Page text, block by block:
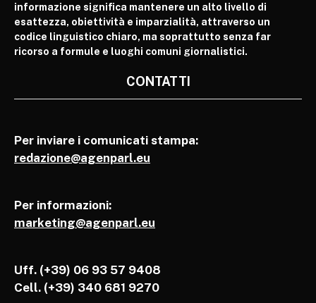
informazione significa mantenere un alto livello di
esattezza, obiettività e imparzialità, attraverso un
codice linguistico chiaro, ma soprattutto senza far
ricorso a formule e luoghi comuni giornalistici.
CONTATTI
Per inviare i comunicati stampa:
redazione@agenparl.eu
Per informazioni:
marketing@agenparl.eu
Uff. (+39) 06 93 57 9408
Cell. (+39) 340 681 9270